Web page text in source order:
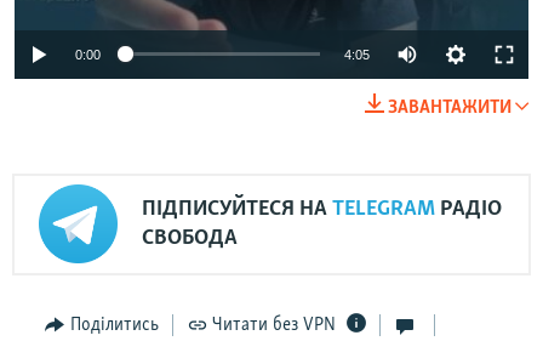
720p
0:00 4:05
720p
ЗАВАНТАЖИТИ
ПІДПИСУЙТЕСЯ НА TELEGRAM РАДІО
СВОБОДА
Поділитись Читати без VPN